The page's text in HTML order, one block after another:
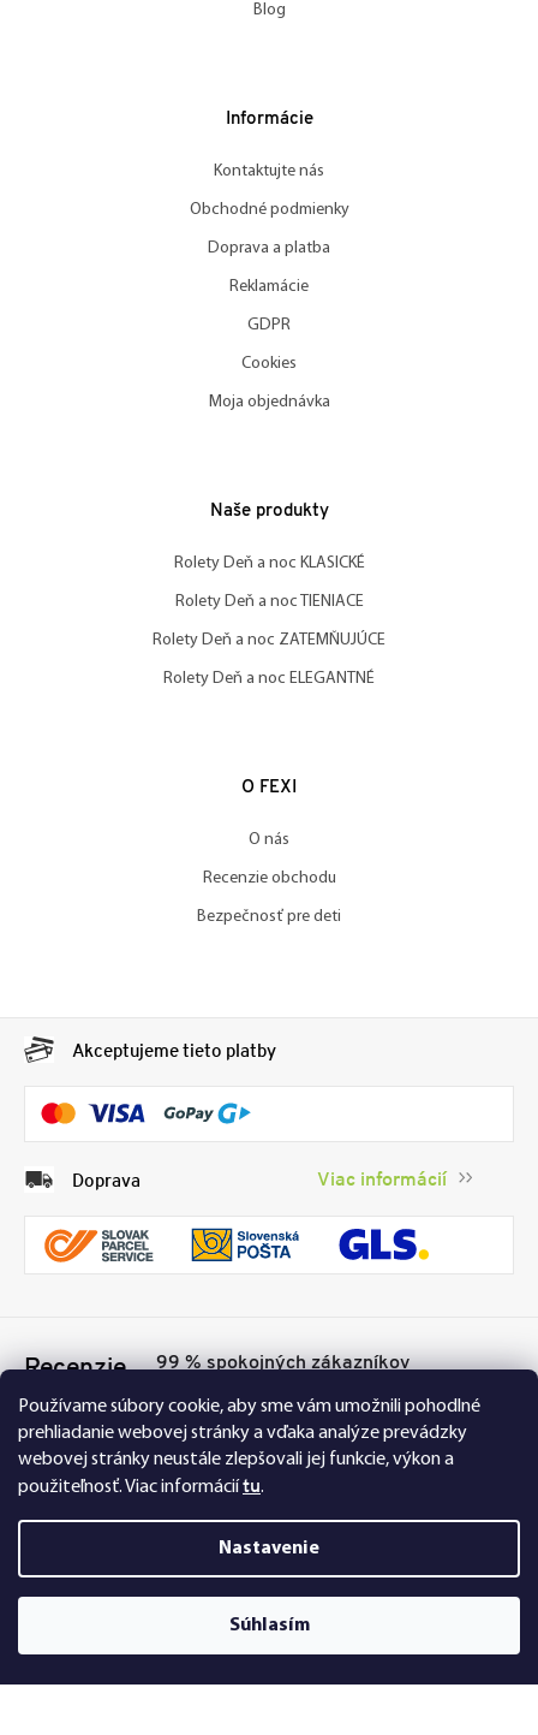
Používame súbory cookie, aby sme vám umožnili pohodlné
prehliadanie webovej stránky a vďaka analýze prevádzky
webovej stránky neustále zlepšovali jej funkcie, výkon a
použiteľnosť.Viac informáciítu.
Nastavenie
Súhlasím
Blog
Informácie
Kontaktujte nás
Obchodné podmienky
Doprava a platba
Reklamácie
GDPR
Cookies
Moja objednávka
Naše produkty
Rolety Deň a noc KLASICKÉ
Rolety Deň a noc TIENIACE
Rolety Deň a noc ZATEMŇUJÚCE
Rolety Deň a noc ELEGANTNÉ
O FEXI
O nás
Recenzie obchodu
Bezpečnosť pre deti
Akceptujeme tieto platby
Doprava Viac informácií
Recenzie 99 % spokojných zákazníkov
Nakupujte na FEXI bezpečne a bez obáv. Vďaka
serverom sa prenášajú v zašifrovanej podobe.